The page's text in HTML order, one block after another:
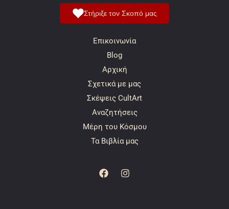
Στήριξε τον Σκοπό μας
Επικοινωνία
Blog
Αρχική
Σχετικά με μας
Σκέψεις CultArt
Αναζητήσεις
Μέρη του Κόσμου
Τα Βιβλία μας